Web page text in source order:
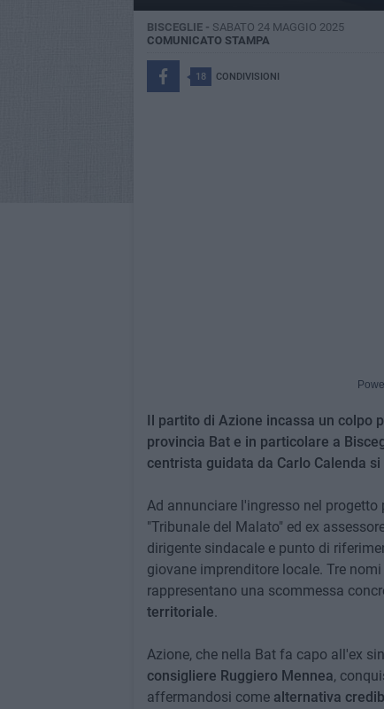
BISCEGLIE - SABATO 24 MAGGIO 2025
COMUNICATO STAMPA
18 CONDIVISIONI
Il partito di Azione incassa un colpo
provincia Bat e in particolare a
centrista guidata da Carlo Calenda
Ad annunciare l'ingresso nel
"Tribunale del Malato" ed ex
dirigente sindacale e punto di
giovane imprenditore locale. Tre
rappresentano una scommessa
territoriale.
Azione, che nella Bat fa capo all'ex
consigliere Ruggiero Mennea,
affermandosi come alternativa